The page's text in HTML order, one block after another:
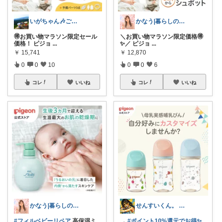
いがちゃん🎶ご購入感謝です🎶
🉐お買い物マラソン限定セール
価格！ ピジョ ...
￥ 15,741
0 0 10
コレ いいね
かなう|暮らしの記録🌱
かなう|暮らしの記録🌱
＼お買い物マラソン限定価格🉐
✨／ ピジョ ...
￥ 12,870
0 0 6
コレ いいね
せんすいくん。 ＼情報の海へダイブ／